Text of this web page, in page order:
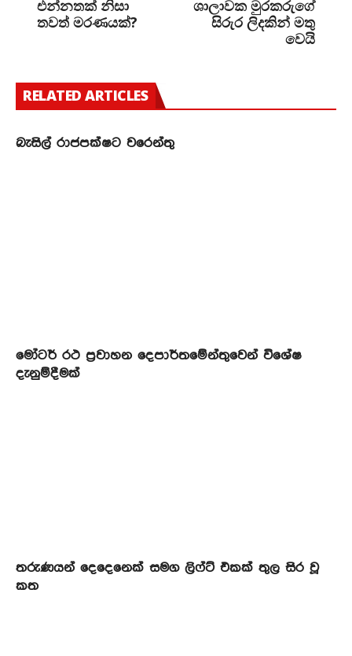
එන්නතක් නිසා
තවත් මරණයක්?
ශාලාවක මුරකරුගේ
සිරුර ලිදකින් මතු
වෙයි
RELATED ARTICLES
බැසිල් රාජපක්ෂට වරෙන්තු
මෝටර් රථ ප්‍රවාහන දෙපාර්තමේන්තුවෙන් විශේෂ
දැනුම්දීමක්
තරුණයන් දෙදෙනෙක් සමග ලිෆ්ට් එකක් තුල සිර වූ
කත